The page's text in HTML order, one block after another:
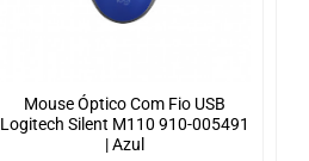
Mouse Óptico Com Fio USB
Logitech Silent M110 910-005491
| Azul